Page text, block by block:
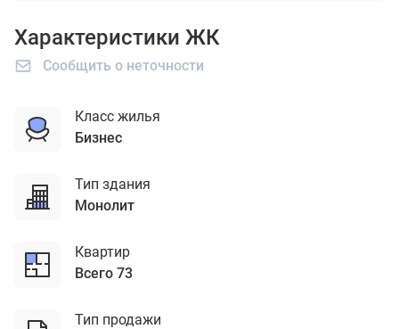
Характеристики ЖК
Сообщить о неточности
Класс жилья
бизнес
Тип здания
монолит
Квартир
Всего 73
Тип продажи